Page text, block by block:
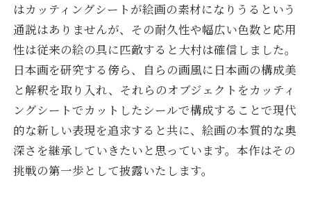
はカッティングシートが絵画の素材になりうるという
通説はありませんが、その耐久性や幅広い色数と応用
性は従来の絵の具に匹敵すると大村は確信しました。
日本画を研究する傍ら、自らの画風に日本画の構成美
と解釈を取り入れ、それらのオブジェクトをカッティ
ングシートでカットしたシールで構成することで現代
的な新しい表現を追求すると共に、絵画の本質的な奥
深さを継承していきたいと思っています。本作はその
挑戦の第一歩として披露いたします。